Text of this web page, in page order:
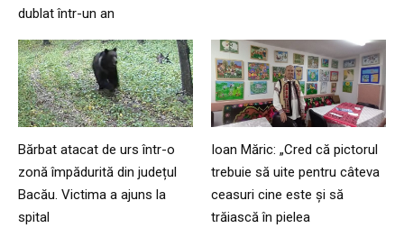
dublat într-un an
Bărbat atacat de urs într-o
zonă împădurită din județul
Bacău. Victima a ajuns la
spital
Ioan Măric: „Cred că pictorul
trebuie să uite pentru câteva
ceasuri cine este și să
trăiască în pielea